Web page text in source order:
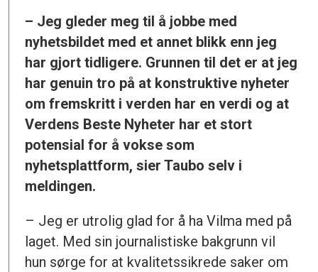
– Jeg gleder meg til å jobbe med
nyhetsbildet med et annet blikk enn jeg
har gjort tidligere. Grunnen til det er at jeg
har genuin tro på at konstruktive nyheter
om fremskritt i verden har en verdi og at
Verdens Beste Nyheter har et stort
potensial for å vokse som
nyhetsplattform, sier Taubo selv i
meldingen.
– Jeg er utrolig glad for å ha Vilma med på
laget. Med sin journalistiske bakgrunn vil
hun sørge for at kvalitetssikrede saker om